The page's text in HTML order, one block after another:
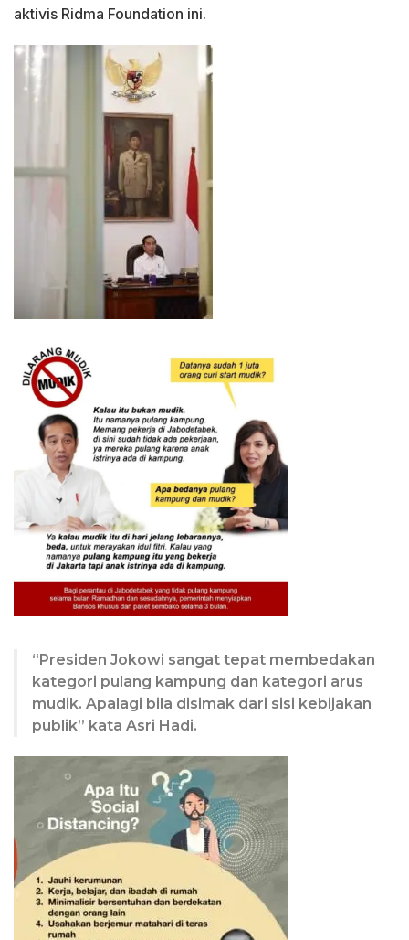
aktivis Ridma Foundation ini.
“Presiden Jokowi sangat tepat membedakan
kategori pulang kampung dan kategori arus
mudik. Apalagi bila disimak dari sisi kebijakan
publik” kata Asri Hadi.